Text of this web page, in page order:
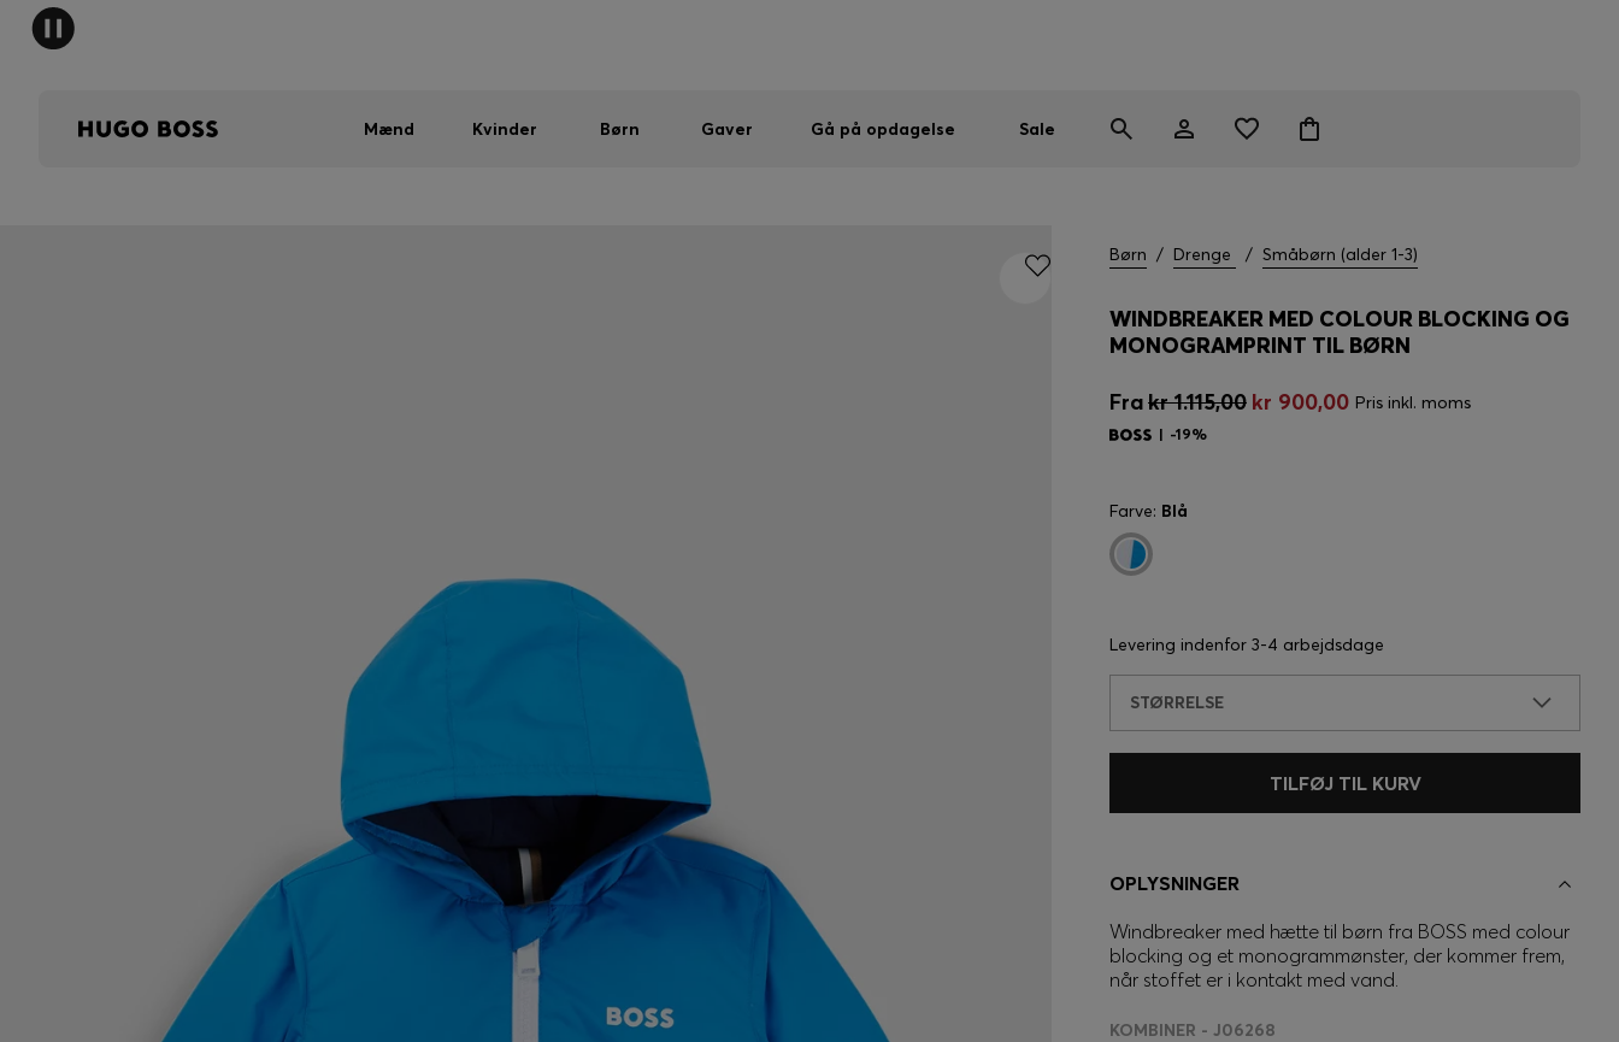
Mænd Kvinder Børn Gaver Gå på opdagelse Sale
Børn / Drenge / Småbørn (alder 1-3)
WINDBREAKER MED COLOUR BLOCKING OG
MONOGRAMPRINT TIL BØRN
Frakr 1.115,00 kr 900,00 Pris inkl. moms
-19%
Farve: Blå
Levering indenfor 3-4 arbejdsdage
STØRRELSE
TILFØJ TIL KURV
OPLYSNINGER
Windbreaker med hætte til børn fra BOSS med colour
blocking og et monogrammønster, der kommer frem,
når stoffet er i kontakt med vand.
KOMBINER - J06268